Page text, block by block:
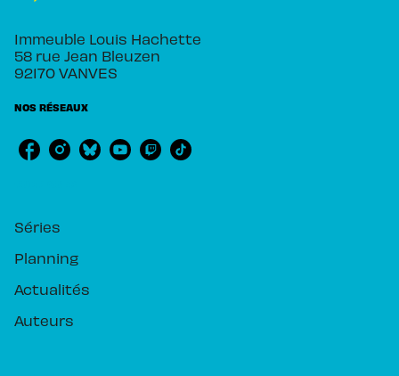
Immeuble Louis Hachette
58 rue Jean Bleuzen
92170 VANVES
NOS RÉSEAUX
Séries
Planning
Actualités
Auteurs